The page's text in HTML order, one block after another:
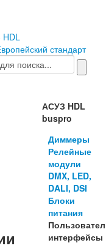
HDL
стандарт
АСУЗ HDL
buspro
Диммеры
Релейные
модули
DMX, LED,
DALI, DSI
Блоки
питания
интерфейсы